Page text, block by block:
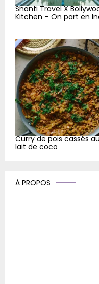
Shanti Travel X
Kitchen – On part en
Curry de pois cassés
lait de coco
À PROPOS